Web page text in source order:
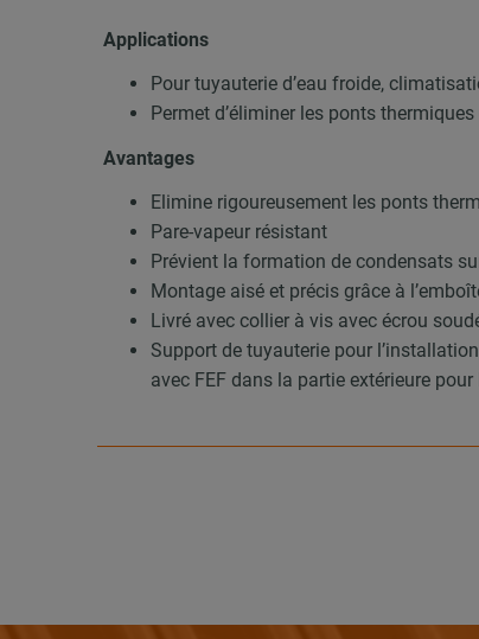
Applications
Pour tuyauterie d’eau froide,
Permet d’éliminer les ponts
Avantages
Elimine rigoureusement les ponts
Pare-vapeur résistant
Prévient la formation de condensats
Montage aisé et précis grâce à
Livré avec collier à vis avec écrou
Support de tuyauterie pour
avec FEF dans la partie extérieure